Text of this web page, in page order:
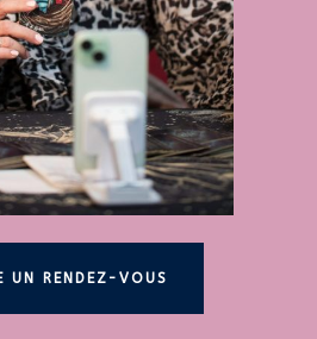
UN RENDEZ-VOUS